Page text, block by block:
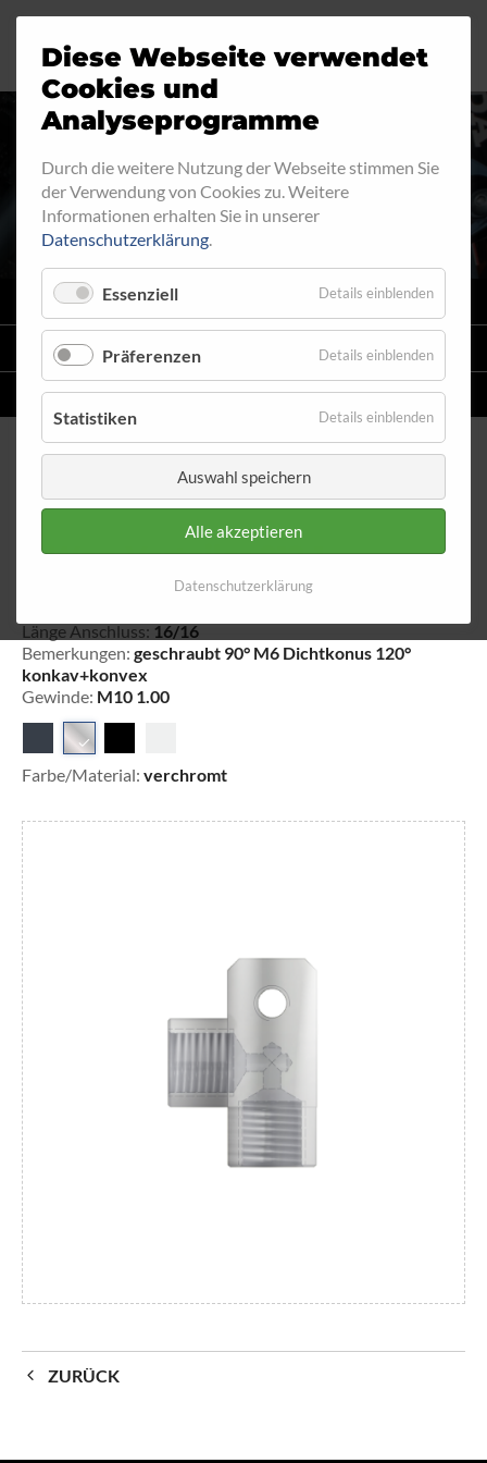
2-WEG-VERTEILER 812-1
VARIO
STAHLFLEX -LEITUNGSKITS FÜR MOTORRÄDER
EINZELLEITUNGENNACH MASS
2-Weg-Verteiler 812-1
Länge Anschluss: 16/16
Bemerkungen: geschraubt 90° M6 Dichtkonus 120°
konkav+konvex
Gewinde: M10 1.00
Farbe/Material: verchromt
ZURÜCK
Diese Webseite verwendet
Cookies und
Analyseprogramme
Durch die weitere Nutzung der Webseite stimmen Sie
der Verwendung von Cookies zu. Weitere
Informationen erhalten Sie in unserer
Datenschutzerklärung.
Essenziell Details einblenden
Präferenzen Details einblenden
Statistiken Details einblenden
Auswahl speichern
Alle akzeptieren
Datenschutzerklärung
Motorrad
Industrie
Automobil
Fahrrad
Ringfitting
Aussengewinde
Innengewinde
Hohlschrauben
Verteiler
Katalog
Jobs